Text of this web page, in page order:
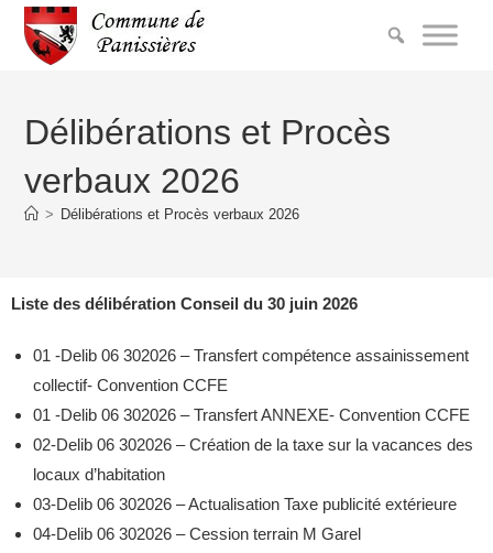
Délibérations et Procès
verbaux 2026
> Délibérations et Procès verbaux 2026
Liste des délibération Conseil du 30 juin 2026
01 -Delib 06 302026 – Transfert compétence assainissement
collectif- Convention CCFE
01 -Delib 06 302026 – Transfert ANNEXE- Convention CCFE
02-Delib 06 302026 – Création de la taxe sur la vacances des
locaux d’habitation
03-Delib 06 302026 – Actualisation Taxe publicité extérieure
04-Delib 06 302026 – Cession terrain M Garel